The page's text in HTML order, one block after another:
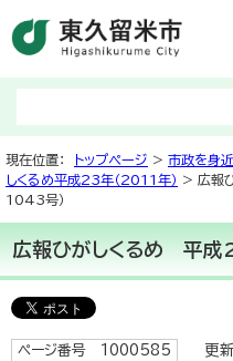
現在位置： トップページ > 市政を身
しくるめ平成23年（2011年） > 広報
1043号）
広報ひがしくるめ 平成
ページ番号 1000585 更